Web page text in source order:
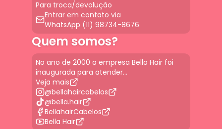
Para troca/devolução
Entrar em contato via
WhatsApp (11) 98734-8676
Quem somos?
No ano de 2000 a empresa Bella Hair foi
inaugurada para atender...
Veja mais
@bellahaircabelos
@bella.hair
BellahairCabelos
Bella Hair